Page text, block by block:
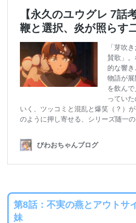
第8話：不実の燕とアウトサ
妹